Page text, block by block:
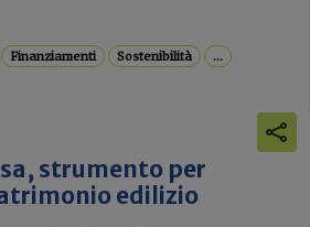
Finanziamenti Sostenibilità ...
strumento per
edilizio